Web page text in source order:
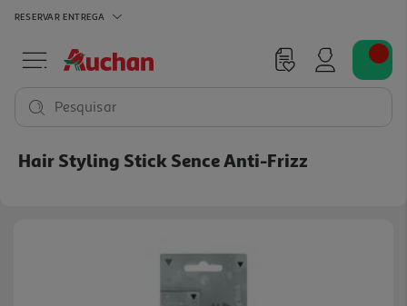
RESERVAR ENTREGA
Pesquisar
Hair Styling Stick Sence Anti-Frizz